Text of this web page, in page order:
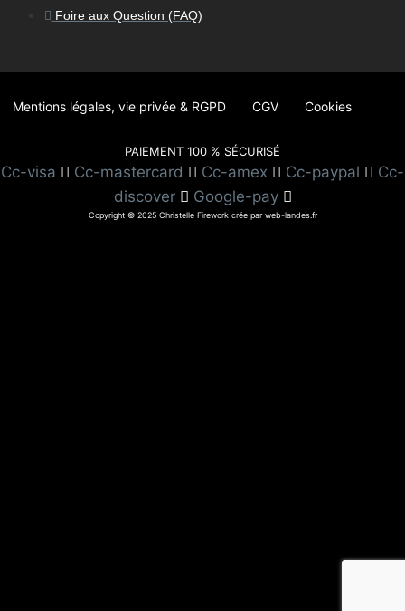
Foire aux Question (FAQ)
Mentions légales, vie privée & RGPD CGV Cookies
PAIEMENT 100 % SÉCURISÉ
Cc-visa Cc-mastercard Cc-amex Cc-paypal
Cc-
discover
Google-pay
Copyright © 2025 Christelle Firework crée par web-landes.fr